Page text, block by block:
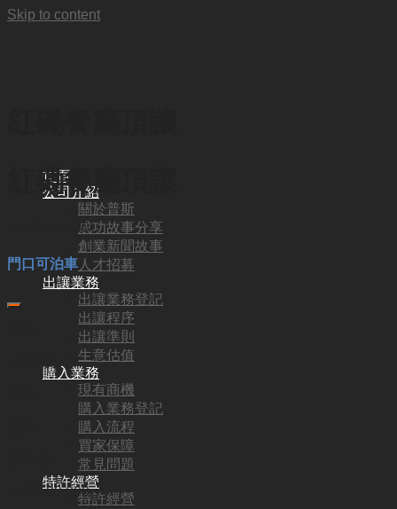
Skip to content
首頁
公司介紹
關於普斯
成功故事分享
創業新聞故事
人才招募
出讓業務
出讓業務登記
出讓程序
出讓準則
生意估值
購入業務
現有商機
購入業務登記
購入流程
買家保障
常見問題
特許經營
特許經營
紅磡餐廳頂讓
580,000
門口可泊車
MT9501
580,000